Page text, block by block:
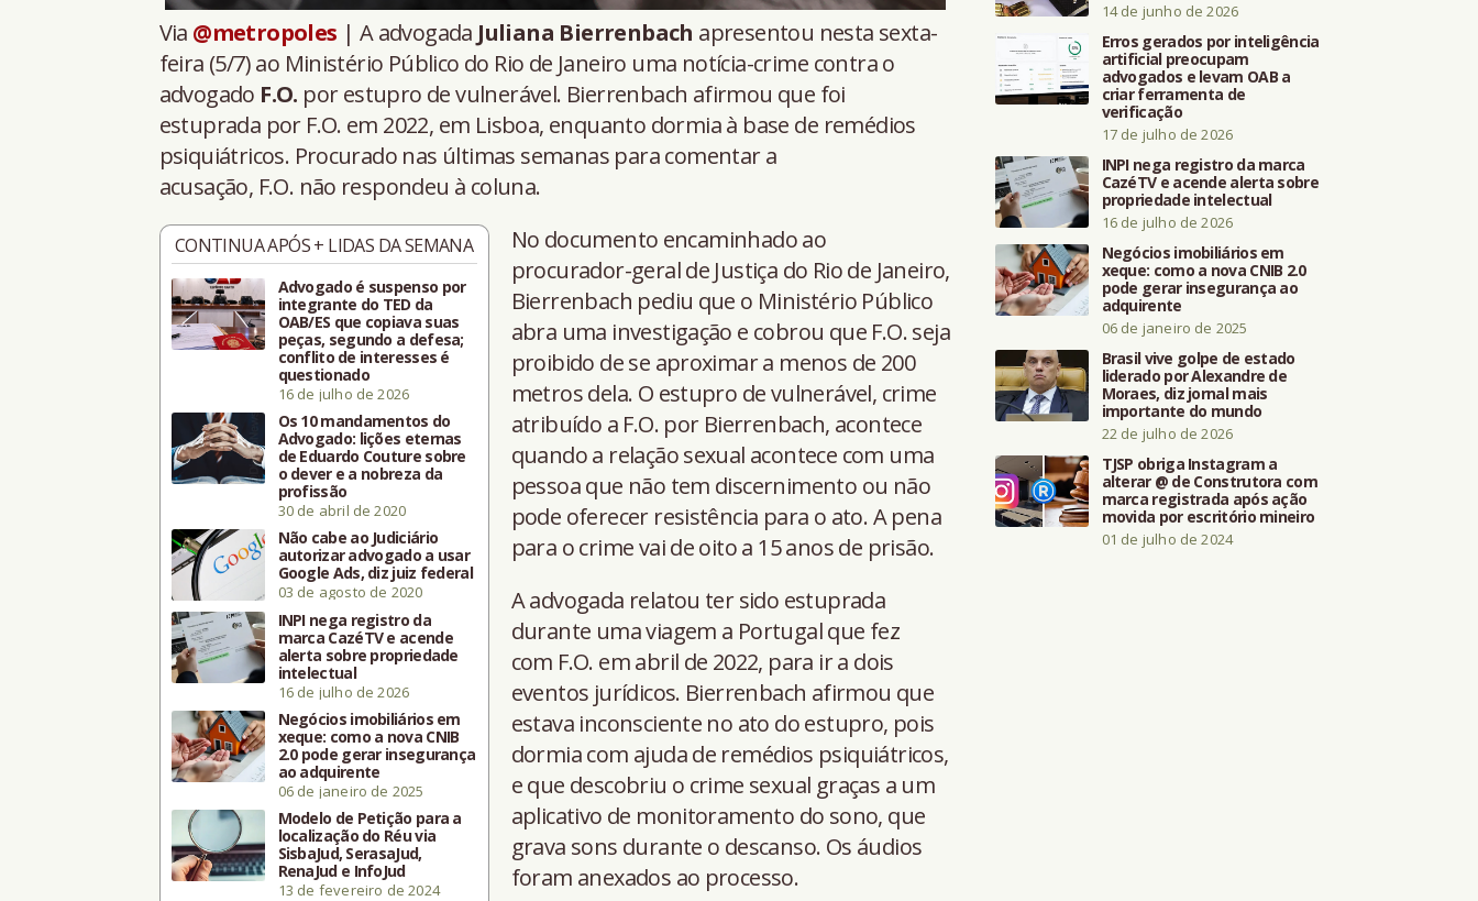
Via @metropoles | A advogada Juliana Bierrenbach apresentou nesta sexta-
feira (5/7) ao Ministério Público do Rio de Janeiro uma notícia-crime contra o
advogado F.O. por estupro de vulnerável. Bierrenbach afirmou que foi
estuprada por F.O. em 2022, em Lisboa, enquanto dormia à base de remédios
psiquiátricos. Procurado nas últimas semanas para comentar a
acusação, F.O. não respondeu à coluna.
CONTINUA APÓS + LIDAS DA SEMANA
Advogado é suspenso por
integrante do TED da
OAB/ES que copiava suas
peças, segundo a defesa;
conflito de interesses é
questionado
16 de julho de 2026
Os 10 mandamentos do
Advogado: lições eternas
de Eduardo Couture sobre
o dever e a nobreza da
profissão
30 de abril de 2020
Não cabe ao Judiciário
autorizar advogado a usar
Google Ads, diz juiz federal
03 de agosto de 2020
INPI nega registro da
marca CazéTV e acende
alerta sobre propriedade
intelectual
16 de julho de 2026
Negócios imobiliários em
xeque: como a nova CNIB
2.0 pode gerar insegurança
ao adquirente
06 de janeiro de 2025
Modelo de Petição para a
localização do Réu via
SisbaJud, SerasaJud,
RenaJud e InfoJud
13 de fevereiro de 2024
No documento encaminhado ao
procurador-geral de Justiça do Rio de Janeiro,
Bierrenbach pediu que o Ministério Público
abra uma investigação e cobrou que F.O. seja
proibido de se aproximar a menos de 200
metros dela. O estupro de vulnerável, crime
atribuído a F.O. por Bierrenbach, acontece
quando a relação sexual acontece com uma
pessoa que não tem discernimento ou não
pode oferecer resistência para o ato. A pena
para o crime vai de oito a 15 anos de prisão.
A advogada relatou ter sido estuprada
durante uma viagem a Portugal que fez
com F.O. em abril de 2022, para ir a dois
eventos jurídicos. Bierrenbach afirmou que
estava inconsciente no ato do estupro, pois
dormia com ajuda de remédios psiquiátricos,
e que descobriu o crime sexual graças a um
aplicativo de monitoramento do sono, que
grava sons durante o descanso. Os áudios
foram anexados ao processo.
14 de junho de 2026
Erros gerados por inteligência
artificial preocupam
advogados e levam OAB a
criar ferramenta de
verificação
17 de julho de 2026
INPI nega registro da marca
CazéTV e acende alerta sobre
propriedade intelectual
16 de julho de 2026
Negócios imobiliários em
xeque: como a nova CNIB 2.0
pode gerar insegurança ao
adquirente
06 de janeiro de 2025
Brasil vive golpe de estado
liderado por Alexandre de
Moraes, diz jornal mais
importante do mundo
22 de julho de 2026
TJSP obriga Instagram a
alterar @ de Construtora com
marca registrada após ação
movida por escritório mineiro
01 de julho de 2024